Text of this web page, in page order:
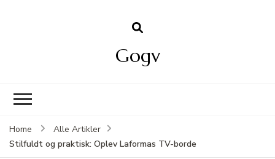
Gogv
Home
Alle Artikler
Stilfuldt og praktisk: Oplev Laformas TV-borde